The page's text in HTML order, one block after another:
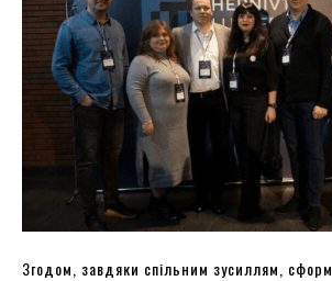
Згодом, завдяки спільним зусиллям,